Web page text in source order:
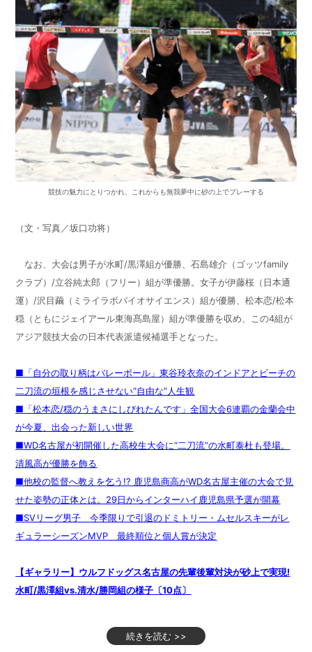
競技の魅力にとりつかれ、これからも無我夢中に砂の上でプレーする
（文・写真／坂口功将）
なお、大会は男子が水町/黒澤組が優勝、石島雄介（ゴッツfamily
クラブ）/立谷純太郎（フリー）組が準優勝。女子が伊藤桜（日本通
運）/沢目繭（ミライラボバイオサイエンス）組が優勝、松本恋/松本
穏（ともにジェイアール東海髙島屋）組が準優勝を収め、この4組が
アジア競技大会の日本代表派遣候補選手となった。
■「自分の取り柄はバレーボール」東谷玲衣奈のインドアとビーチの
二刀流の垣根を感じさせない“自由な”人生観
■「松本恋/穏のうまさにしびれたんです」全国大会6連覇の金蘭会中
が今夏、出会った新しい世界
■WD名古屋が初開催した高校生大会に“二刀流”の水町泰杜も登場。
清風高が優勝を飾る
■他校の監督へ教えを乞う!? 鹿児島商高がWD名古屋主催の大会で見
せた姿勢の正体とは。29日からインターハイ鹿児島県予選が開幕
■SVリーグ男子 今季限りで引退のドミトリー・ムセルスキーがレ
ギュラーシーズンMVP 最終順位と個人賞が決定
【ギャラリー】ウルフドッグス名古屋の先輩後輩対決が砂上で実現!
水町/黒澤組vs.清水/勝岡組の様子〔10点〕
続きを読む >>